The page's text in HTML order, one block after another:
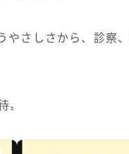
さしさから、診察
〟